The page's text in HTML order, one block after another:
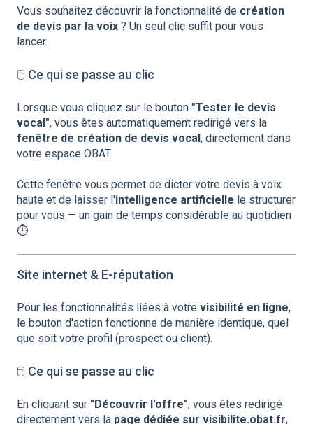
Vous souhaitez découvrir la fonctionnalité de création
de devis par la voix ? Un seul clic suffit pour vous
lancer.
🖱️ Ce qui se passe au clic
Lorsque vous cliquez sur le bouton "Tester le devis
vocal", vous êtes automatiquement redirigé vers la
fenêtre de création de devis vocal, directement dans
votre espace OBAT.
Cette fenêtre vous permet de dicter votre devis à voix
haute et de laisser l'intelligence artificielle le structurer
pour vous — un gain de temps considérable au quotidien
⏱️
Site internet & E-réputation
Pour les fonctionnalités liées à votre visibilité en ligne,
le bouton d'action fonctionne de manière identique, quel
que soit votre profil (prospect ou client).
🖱️ Ce qui se passe au clic
En cliquant sur "Découvrir l'offre", vous êtes redirigé
directement vers la page dédiée sur visibilite.obat.fr,